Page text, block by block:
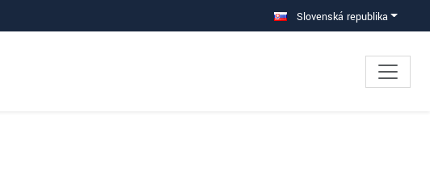
Slovenská republika